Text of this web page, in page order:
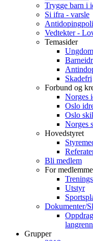
Trygge barn i
Si ifra - varsle
Vedtekter -
Temasider
Skadefri
Forbund og
Norges
Oslo
Oslo
Norges
Hovedstyret
Bli medlem
For
Utstyr
Dokumenter/
Grupper